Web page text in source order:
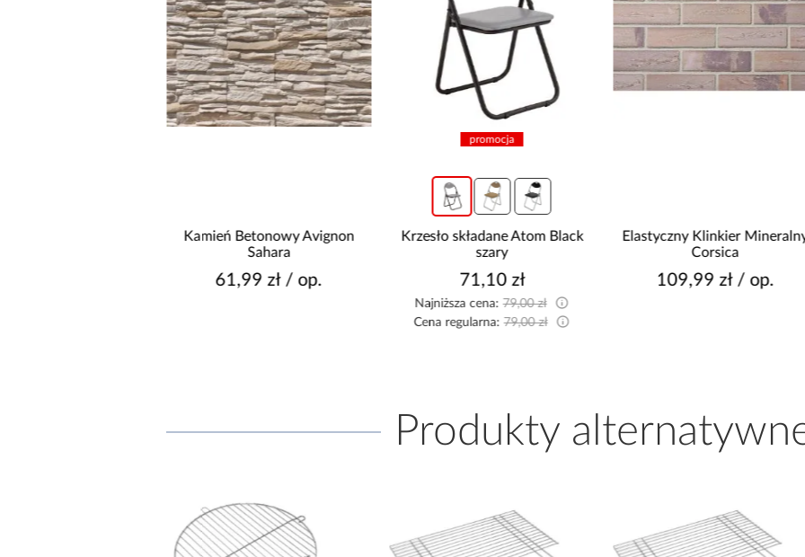
Kamień Betonowy Avignon
Sahara
61,99 zł / op.
promocja
Krzesło składane Atom Black
szary
71,10 zł
Najniższa cena:79,00 zł
Cena regularna:79,00 zł
Elastyczny Klinkier
Corsica
109,99 zł / op.
Produkty